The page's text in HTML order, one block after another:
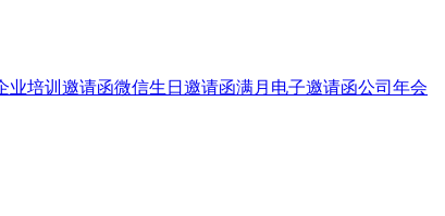
业培训邀请函微信生日邀请函满月电子邀请函公司年会